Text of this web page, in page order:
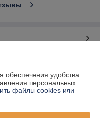
удобства
персональных
файлы cookies или